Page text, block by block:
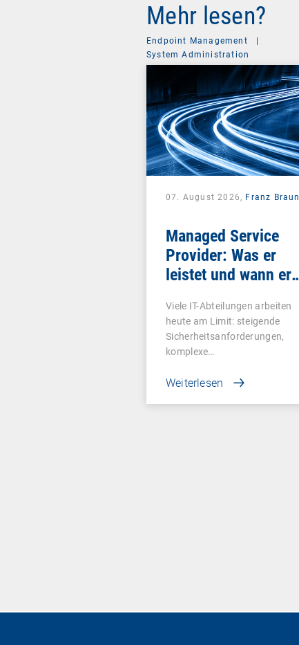
Mehr lesen?
Endpoint Management
|
System Administration
07. August 2026, Franz Braun
Managed Service
Provider: Was er
leistet und wann er
Viele IT-Abteilungen arbeiten
heute am Limit: steigende
Sicherheitsanforderungen,
komplexe…
Weiterlesen